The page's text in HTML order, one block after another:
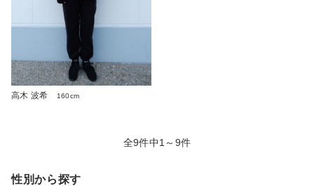
高木 波希 160cm
全9件中1～9件
性別から探す